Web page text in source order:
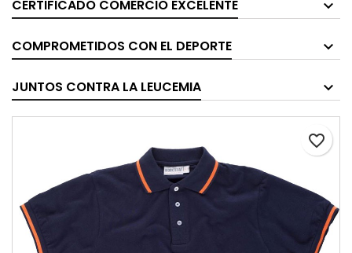
CERTIFICADO COMERCIO EXCELENTE
COMPROMETIDOS CON EL DEPORTE
JUNTOS CONTRA LA LEUCEMIA
favorite_border